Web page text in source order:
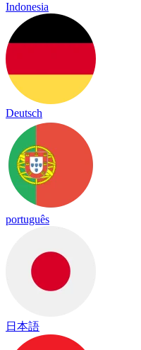
Indonesia
Deutsch
português
日本語